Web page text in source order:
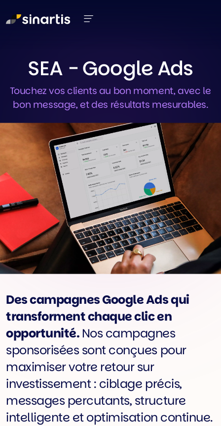
SEA - Google Ads
Touchez vos clients au bon moment, avec le
bon message, et des résultats mesurables.
Des campagnes Google Ads qui
transforment chaque clic en
opportunité.Nos campagnes
sponsorisées sont conçues pour
maximiser votre retour sur
investissement : ciblage précis,
messages percutants, structure
intelligente et optimisation continue.